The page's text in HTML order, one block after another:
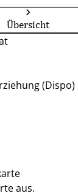
Übersicht
(Dispo)
aus.